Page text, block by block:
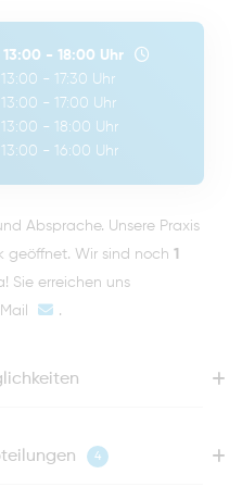
13:00 - 18:00 Uhr
13:00 - 17:30 Uhr
13:00 - 17:00 Uhr
13:00 - 18:00 Uhr
13:00 - 16:00 Uhr
Absprache. Unsere Praxis
geöffnet. Wir sind noch 1
Sie erreichen uns
.
4